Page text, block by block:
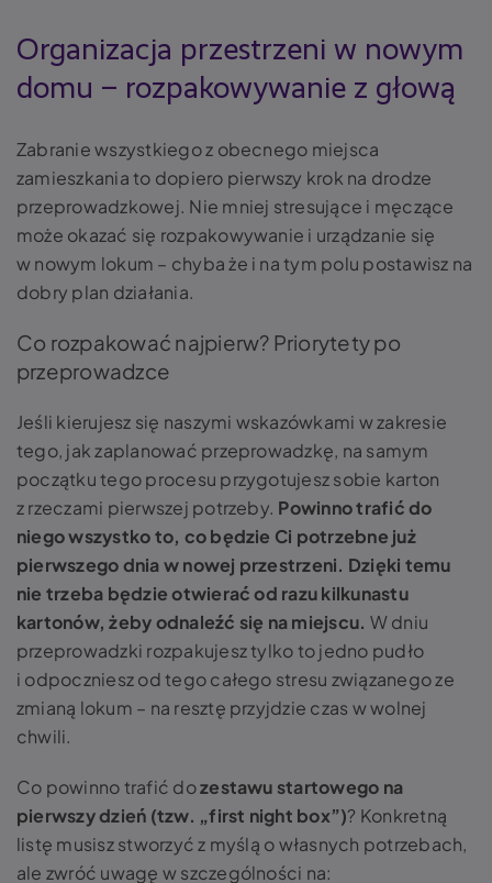
Organizacja przestrzeni w nowym
domu – rozpakowywanie z głową
Zabranie wszystkiego z obecnego miejsca
zamieszkania to dopiero pierwszy krok na drodze
przeprowadzkowej. Nie mniej stresujące i męczące
może okazać się rozpakowywanie i urządzanie się
w nowym lokum – chyba że i na tym polu postawisz na
dobry plan działania.
Co rozpakować najpierw? Priorytety po
przeprowadzce
Jeśli kierujesz się naszymi wskazówkami w zakresie
tego, jak zaplanować przeprowadzkę, na samym
początku tego procesu przygotujesz sobie karton
z rzeczami pierwszej potrzeby. Powinno trafić do
niego wszystko to, co będzie Ci potrzebne już
pierwszego dnia w nowej przestrzeni. Dzięki temu
nie trzeba będzie otwierać od razu kilkunastu
kartonów, żeby odnaleźć się na miejscu. W dniu
przeprowadzki rozpakujesz tylko to jedno pudło
i odpoczniesz od tego całego stresu związanego ze
zmianą lokum – na resztę przyjdzie czas w wolnej
chwili.
Co powinno trafić dozestawu startowego na
pierwszy dzień (tzw. „first night box”)? Konkretną
listę musisz stworzyć z myślą o własnych potrzebach,
ale zwróć uwagę w szczególności na: